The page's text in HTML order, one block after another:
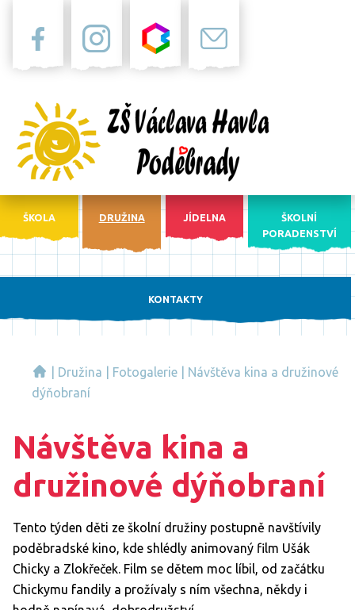
ŠKOLA DRUŽINA JÍDELNA
ŠKOLNÍ
PORADENSTVÍ
KONTAKTY
Družina Fotogalerie
Návštěva kina a družinové
dýňobraní
Návštěva kina a
družinové dýňobraní
Tento týden děti ze školní družiny postupně navštívily
poděbradské kino, kde shlédly animovaný film Ušák
Chicky a Zlokřeček. Film se dětem moc líbil, od začátku
Chickymu fandily a prožívaly s ním všechna, někdy i